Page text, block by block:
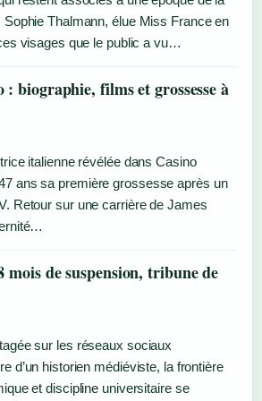
Thalmann, élue Miss France en
visages que le public a vu…
biographie, films et grossesse à
italienne révélée dans Casino
ans sa première grossesse après un
Retour sur une carrière de James
de suspension, tribune de
sur les réseaux sociaux
d’un historien médiéviste, la frontière
et discipline universitaire se